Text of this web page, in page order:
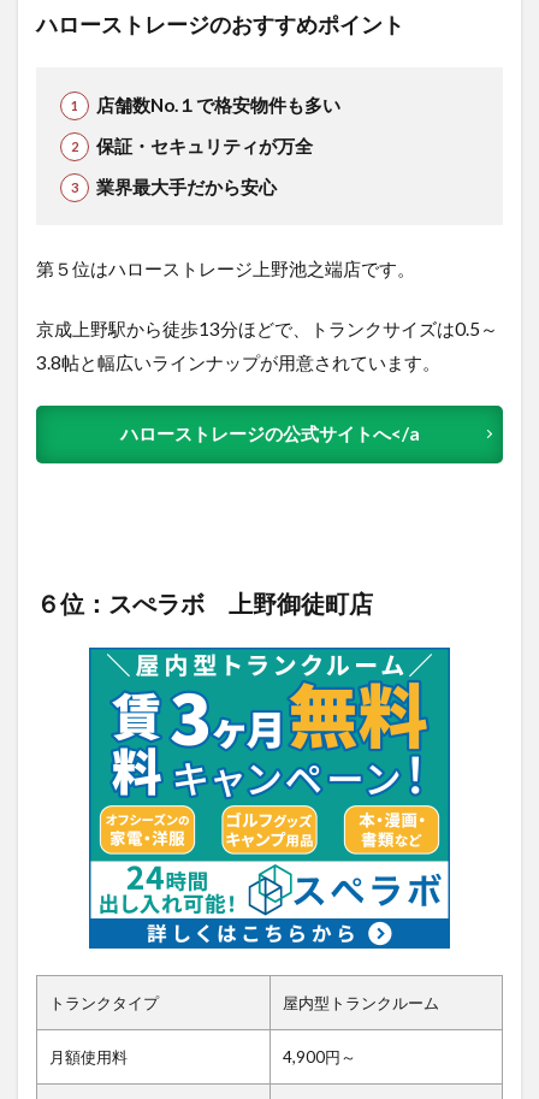
ハローストレージのおすすめポイント
店舗数No.１で格安物件も多い
保証・セキュリティが万全
業界最大手だから安心
第５位はハローストレージ上野池之端店です。
京成上野駅から徒歩13分ほどで、トランクサイズは0.5～
3.8帖と幅広いラインナップが用意されています。
ハローストレージの公式サイトへ</a
６位：スぺラボ 上野御徒町店
トランクタイプ 屋内型トランクルーム
月額使用料 4,900円～